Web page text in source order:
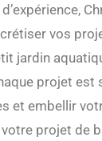
vos
jardin
projet
et embellir
projet de